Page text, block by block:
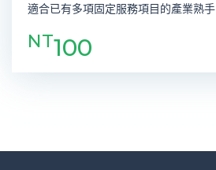
適合已有多項固定服務項目的產業熟手
NT100